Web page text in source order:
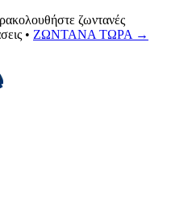
ζωντανές
• ΖΩΝΤΑΝΑ ΤΩΡΑ →